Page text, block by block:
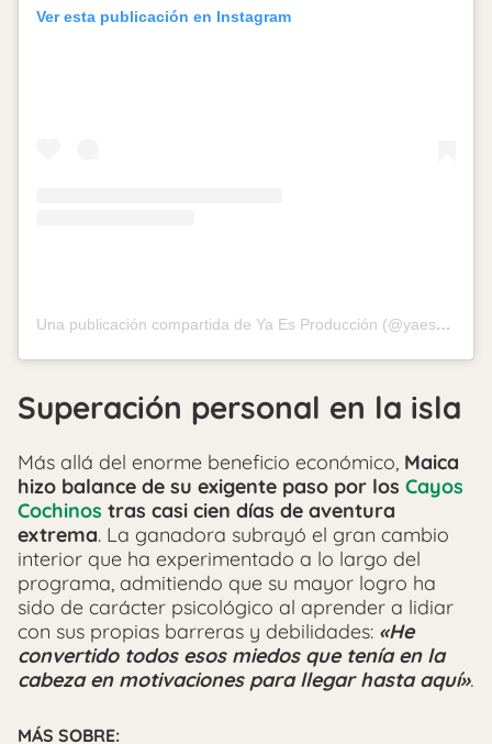
Ver esta publicación en Instagram
Una publicación compartida de Ya Es Producción (@yaesproduccion)
Superación personal en la isla
Más allá del enorme beneficio económico, Maica
hizo balance de su exigente paso por los Cayos
Cochinos tras casi cien días de aventura
extrema. La ganadora subrayó el gran cambio
interior que ha experimentado a lo largo del
programa, admitiendo que su mayor logro ha
sido de carácter psicológico al aprender a lidiar
con sus propias barreras y debilidades: «He
convertido todos esos miedos que tenía en la
cabeza en motivaciones para llegar hasta aquí».
MÁS SOBRE: